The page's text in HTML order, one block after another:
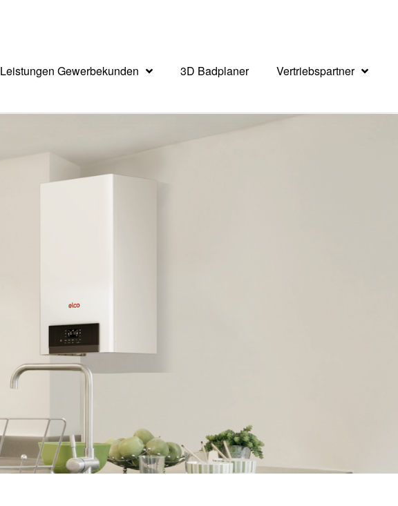
Leistungen Gewerbekunden 3D Badplaner Vertriebspartner